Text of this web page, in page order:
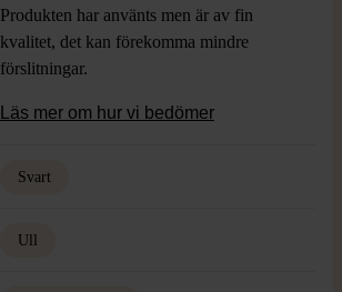
Produkten har använts men är av fin
kvalitet, det kan förekomma mindre
förslitningar.
Läs mer om hur vi bedömer
Svart
Ull